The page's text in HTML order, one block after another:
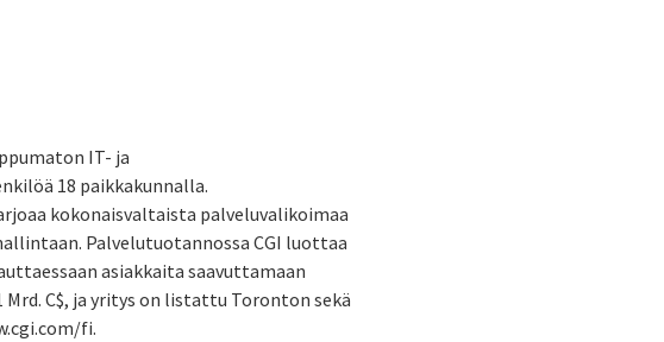
IT- ja
18 paikkakunnalla.
kokonaisvaltaista palveluvalikoimaa
Palvelutuotannossa CGI luottaa
asiakkaita saavuttamaan
C$, ja yritys on listattu Toronton sekä
fi.